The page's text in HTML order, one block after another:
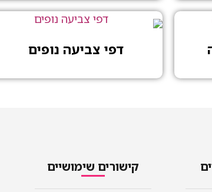
דפי צביעה נופים
קישורים שימושיים